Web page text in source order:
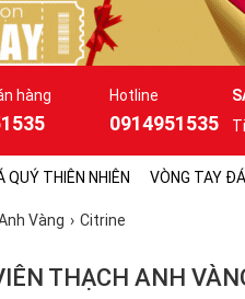
hàng Hotline
0914951535
QUÝ THIÊN NHIÊN VÒNG TAY ĐÁ
Vàng Citrine
THẠCH ANH